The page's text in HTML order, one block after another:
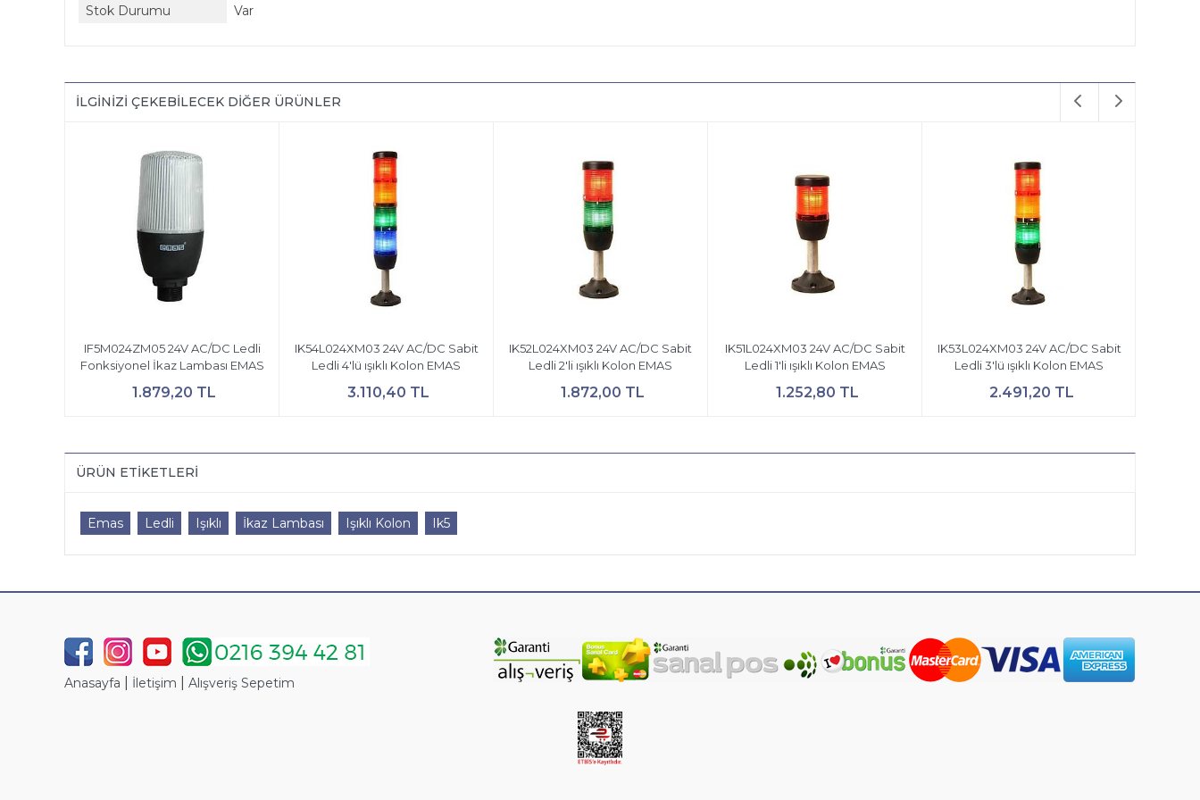
Stok Durumu Var
İLGINIZI ÇEKEBILECEK DIĞER ÜRÜNLER
IF5M024ZM05 24V AC/DC Ledli
Fonksiyonel İkaz Lambası EMAS
1.879,20 TL
IK54L024XM03 24V AC/DC Sabit
Ledli 4'lü ışıklı Kolon EMAS
3.110,40 TL
IK52L024XM03 24V AC/DC Sabit
Ledli 2'li ışıklı Kolon EMAS
1.872,00 TL
IK51L024XM03 24V AC/DC Sabit
Ledli 1'li ışıklı Kolon EMAS
1.252,80 TL
IK53L024XM03 24V AC/DC Sabit
Ledli 3'lü ışıklı Kolon EMAS
2.491,20 TL
ÜRÜN ETIKETLERI
Emas Ledli Işıklı İkaz Lambası Işıklı Kolon Ik5
Anasayfa İletişim Alışveriş Sepetim